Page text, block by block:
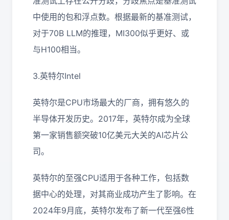
中使用的包和浮点数。根据最新的基准测试，
对于70B LLM的推理，MI300似乎更好、或
与H100相当。
3.英特尔Intel
英特尔是CPU市场最大的厂商，拥有悠久的
半导体开发历史。2017年，英特尔成为全球
第一家销售额突破10亿美元大关的AI芯片公
司。
英特尔的至强CPU适用于各种工作，包括数
据中心的处理，对其商业成功产生了影响。在
2024年9月底，英特尔发布了新一代至强6性